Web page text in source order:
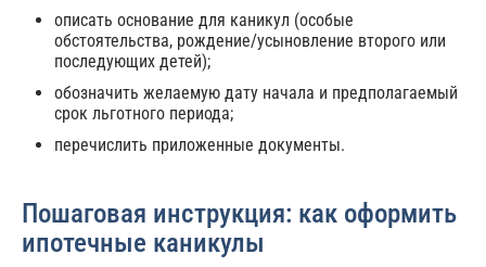
описать основание для каникул (особые
обстоятельства, рождение/усыновление второго или
последующих детей);
обозначить желаемую дату начала и предполагаемый
срок льготного периода;
перечислить приложенные документы.
Пошаговая инструкция: как оформить
ипотечные каникулы